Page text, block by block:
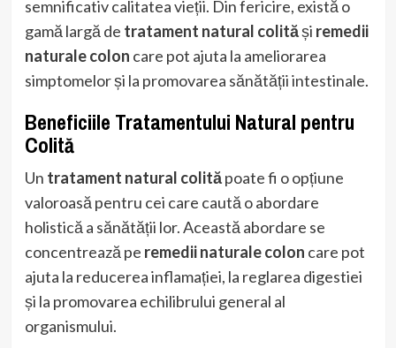
semnificativ calitatea vieții. Din fericire, există o
gamă largă de tratament natural colităși remedii
naturale colon care pot ajuta la ameliorarea
simptomelor și la promovarea sănătății intestinale.
Beneficiile Tratamentului Natural pentru
Colită
Un tratament natural colităpoate fi o opțiune
valoroasă pentru cei care caută o abordare
holistică a sănătății lor. Această abordare se
concentrează pe remedii naturale colon care pot
ajuta la reducerea inflamației, la reglarea digestiei
și la promovarea echilibrului general al
organismului.